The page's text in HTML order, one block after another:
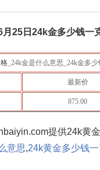
25日 24k金多少钱一
_24k金是什么意思_24k金多
最新价
875.00
提供24k黄
意思,24k黄金多少钱